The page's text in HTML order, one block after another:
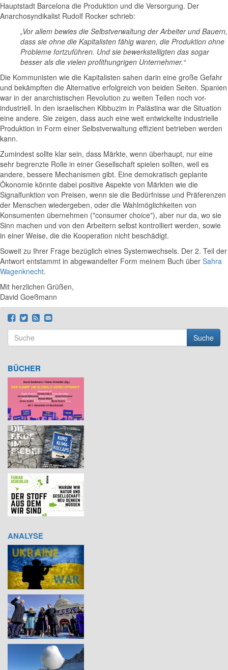
Hauptstadt Barcelona die Produktion und die Versorgung. Der
Anarchosyndikalist Rudolf Rocker schrieb:
„Vor allem bewies die Selbstverwaltung der Arbeiter und Bauern,
dass sie ohne die Kapitalisten fähig waren, die Produktion ohne
Probleme fortzuführen. Und sie bewerkstelligten das sogar
besser als die vielen profithungrigen Unternehmer.“
Die Kommunisten wie die Kapitalisten sahen darin eine große Gefahr
und bekämpften die Alternative erfolgreich von beiden Seiten. Spanien
war in der anarchistischen Revolution zu weiten Teilen noch vor-
industriell. In den israelischen Kibbuzim in Palästina war die Situation
eine andere. Sie zeigen, dass auch eine weit entwickelte industrielle
Produktion in Form einer Selbstverwaltung effizient betrieben werden
kann.
Zumindest sollte klar sein, dass Märkte, wenn überhaupt, nur eine
sehr begrenzte Rolle in einer Gesellschaft spielen sollten, weil es
andere, bessere Mechanismen gibt. Eine demokratisch geplante
Ökonomie könnte dabei positive Aspekte von Märkten wie die
Signalfunktion von Preisen, wenn sie die Bedürfnisse und Präferenzen
der Menschen wiedergeben, oder die Wahlmöglichkeiten von
Konsumenten übernehmen ("consumer choice"), aber nur da, wo sie
Sinn machen und von den Arbeitern selbst kontrolliert werden, sowie
in einer Weise, die die Kooperation nicht beschädigt.
Soweit zu Ihrer Frage bezüglich eines Systemwechsels. Der 2. Teil der
Antwort entstammt in abgewandelter Form meinem Buch über Sahra
Wagenknecht.
Mit herzlichen Grüßen,
David Goeßmann
Suchformular
Suche
BÜCHER
ANALYSE